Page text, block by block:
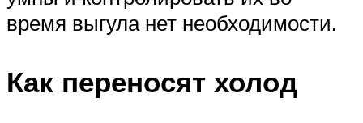
время выгула нет необходимости.
Как переносят холод